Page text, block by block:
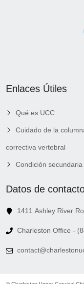
Enlaces Útiles
Qué es UCC
Cuidado de la
correctiva vertebral
Condición secundaria
Datos de
1411 Ashley River
Charleston Office -